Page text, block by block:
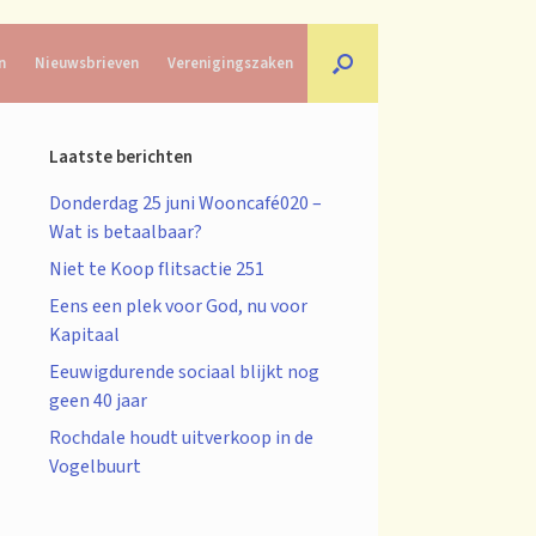
Nieuwsbrieven Verenigingszaken
Laatste berichten
Donderdag 25 juni Wooncafé020 –
Wat is betaalbaar?
Niet te Koop flitsactie 251
Eens een plek voor God, nu voor
Kapitaal
Eeuwigdurende sociaal blijkt nog
geen 40 jaar
Rochdale houdt uitverkoop in de
Vogelbuurt